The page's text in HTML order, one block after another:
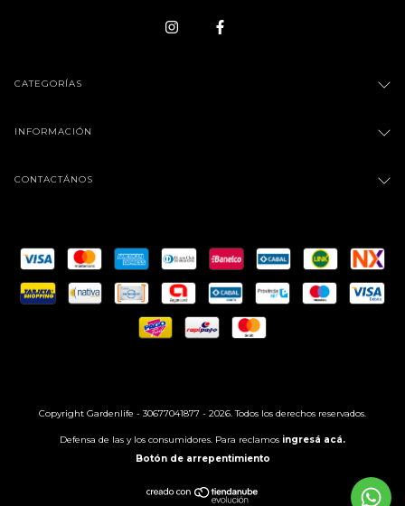
CATEGORÍAS
INFORMACIÓN
CONTACTÁNOS
Copyright Gardenlife - 30677041877 - 2026. Todos los derechos reservados.
Defensa de las y los consumidores. Para reclamos ingresá acá.
Botón de arrepentimiento